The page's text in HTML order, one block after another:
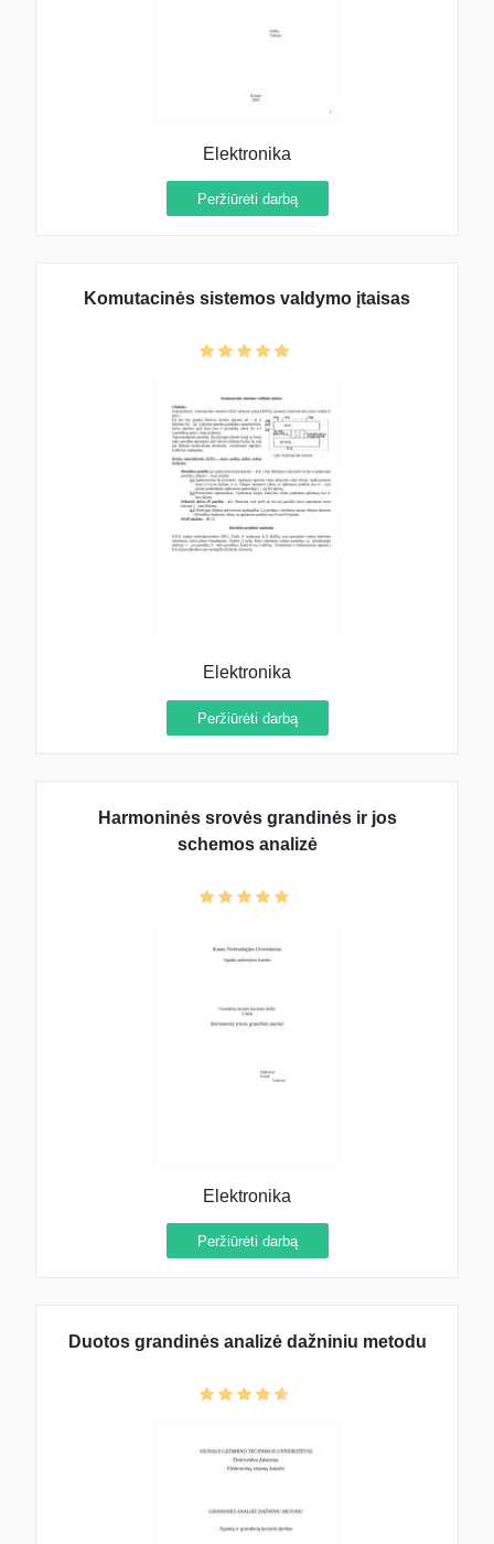
Elektronika
Peržiūrėti darbą
Komutacinės sistemos valdymo įtaisas
Elektronika
Peržiūrėti darbą
Harmoninės srovės grandinės ir jos
schemos analizė
Elektronika
Peržiūrėti darbą
Duotos grandinės analizė dažniniu metodu